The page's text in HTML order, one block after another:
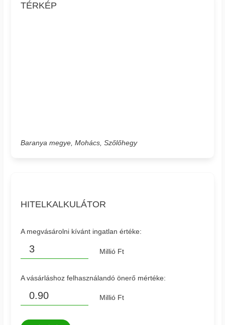
TÉRKÉP
Baranya megye, Mohács, Szőlőhegy
HITELKALKULÁTOR
A megvásárolni kívánt ingatlan értéke:
Millió Ft
A vásárláshoz felhasználandó önerő mértéke:
Millió Ft